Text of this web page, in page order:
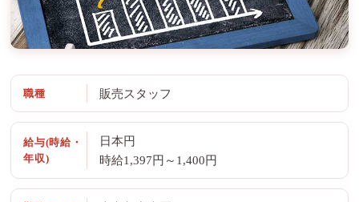
職種 販売スタッフ
給与(時給・
年収)
日本円
時給1,397円～1,400円